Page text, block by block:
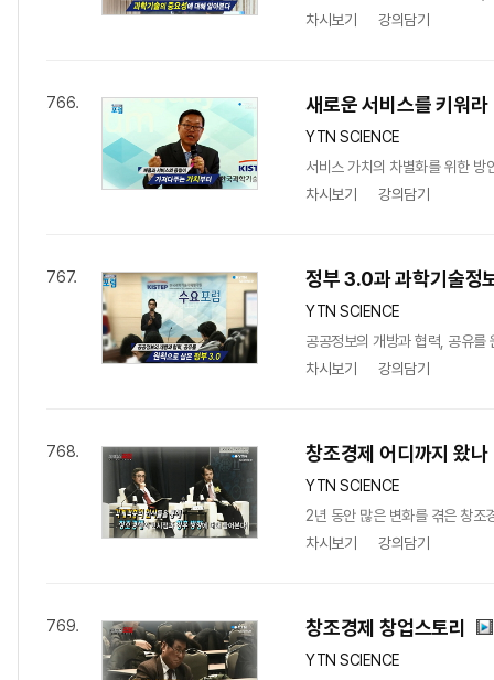
차시보기
강의담기
766. 새로운 서비스를 키워라
YTN SCIENCE
서비스 가치의 차별화를 위한
차시보기
강의담기
767. 정부 3.0과 과학기술정
YTN SCIENCE
공공정보의 개방과 협력, 공유
차시보기
강의담기
768. 창조경제 어디까지 왔나
YTN SCIENCE
2년 동안 많은 변화를 겪은 창조
차시보기
강의담기
769. 창조경제 창업스토리
YTN SCIENCE